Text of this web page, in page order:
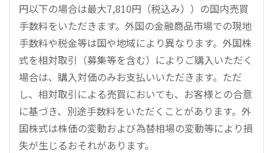
円以下の場合は最大7,810円（税込み））の国内売買
手数料をいただきます。外国の金融商品市場での現地
手数料や税金等は国や地域により異なります。外国株
式を相対取引（募集等を含む）によりご購入いただく
場合は、購入対価のみお支払いいただきます。ただ
し、相対取引による売買においても、お客様との合意
に基づき、別途手数料をいただくことがあります。外
国株式は株価の変動および為替相場の変動等により損
失が生じるおそれがあります。